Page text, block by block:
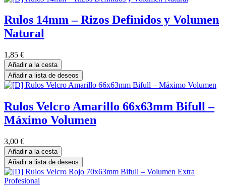
Rulos 14mm – Rizos Definidos y Volumen
Natural
1,85 €
Añadir a la cesta
Añadir a lista de deseos
Rulos Velcro Amarillo 66x63mm Bifull –
Máximo Volumen
3,00 €
Añadir a la cesta
Añadir a lista de deseos